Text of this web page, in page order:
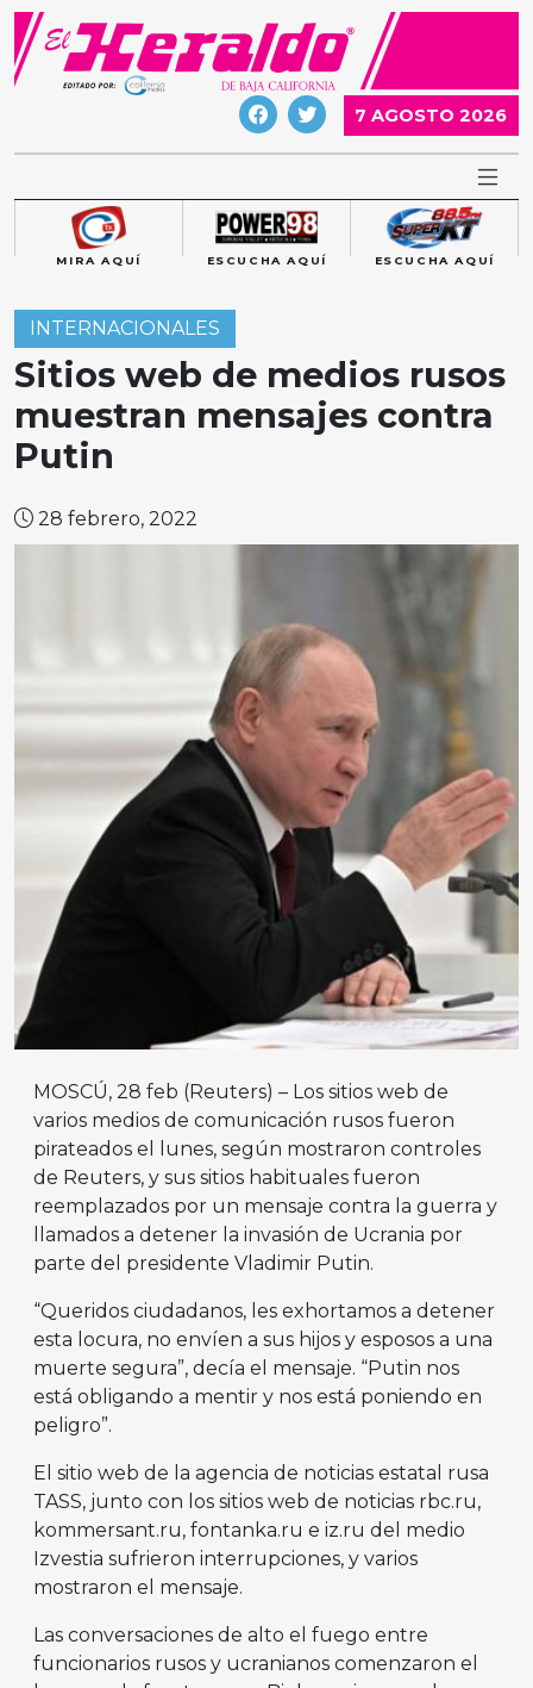
Skip
content
7 AGOSTO 2026
MIRA AQUÍ ESCUCHA AQUÍ ESCUCHA AQUÍ
INTERNACIONALES
Sitios web de medios rusos
muestran mensajes contra
Putin
28 febrero, 2022
MOSCÚ, 28 feb (Reuters) – Los sitios web de
varios medios de comunicación rusos fueron
pirateados el lunes, según mostraron controles
de Reuters, y sus sitios habituales fueron
reemplazados por un mensaje contra la guerra y
llamados a detener la invasión de Ucrania por
parte del presidente Vladimir Putin.
“Queridos ciudadanos, les exhortamos a detener
esta locura, no envíen a sus hijos y esposos a una
muerte segura”, decía el mensaje. “Putin nos
está obligando a mentir y nos está poniendo en
peligro”.
El sitio web de la agencia de noticias estatal rusa
TASS, junto con los sitios web de noticias rbc.ru,
kommersant.ru, fontanka.ru e iz.ru del medio
Izvestia sufrieron interrupciones, y varios
mostraron el mensaje.
Las conversaciones de alto el fuego entre
funcionarios rusos y ucranianos comenzaron el